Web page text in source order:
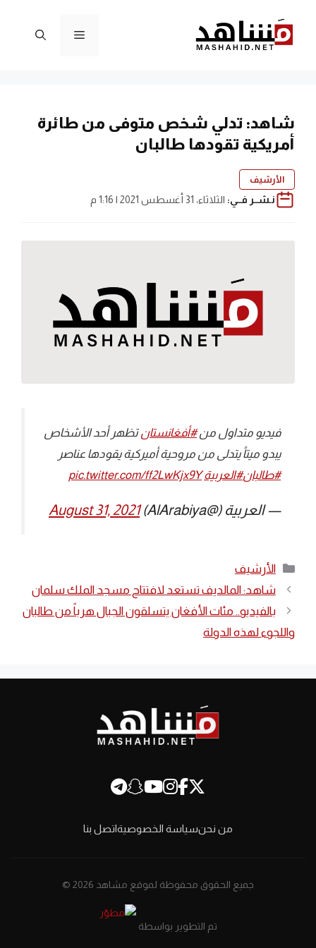
المحتوى
القائمة
شاهد: تدلي شخص متوفى من طائرة
أمريكية تقودها طالبان
الأرشيف
نـشــر فــي: الثلاثاء، 31 أغسطس 2021 | 1:16 م
فيديو متداول من#أفغانستانتظهر أحد الأشخاص
يبدو ميتاً يتدلى من مروحية أميركية يقودها عناصر
#طالبان#العربية pic.twitter.com/ff2LwKjx9Y
— العربية (@AlArabiya) August 31, 2021
التصنيفات
الأرشيف
شاهد: المالديف تستعد لافتتاح مسجد الملك سلمان
بالفيديو.. مئات الأفغان يتسلقون الجبال هرباً من طالبان
واللجوء لهذه الدولة
من نحنسياسة الخصوصيةاتصل بنا
جميع الحقوق محفوظة لموقع مشاهد 2026 ©
تم التطوير بواسطة